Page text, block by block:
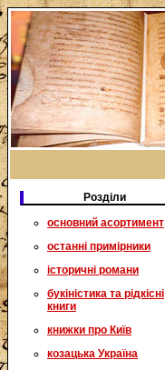
Розділи
основний асортимент
останні примірники
історичні романи
букіністика та рідкісні
книги
книжки про Київ
козацька Україна